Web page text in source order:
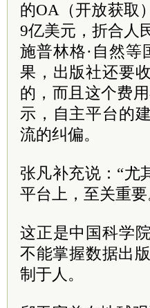
的OA（开放获取
9亿美元，折合人
施普林格·自然等
果，出版社还要
的，而且这个费
示，自主平台的
流的纠偏。
张凡补充说：“尤
平台上，至关重要
这正是中国科学
不能掌握数据出
制于人。